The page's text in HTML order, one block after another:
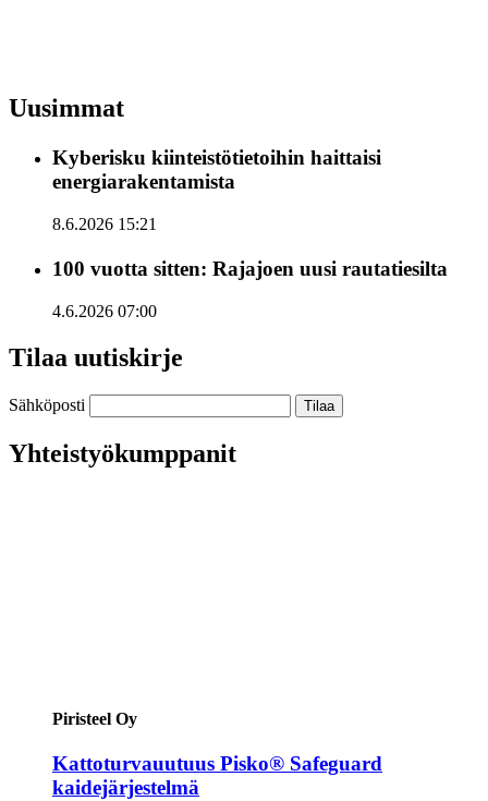
Uusimmat
Kyberisku kiinteistötietoihin haittaisi
energiarakentamista
8.6.2026 15:21
100 vuotta sitten: Rajajoen uusi rautatiesilta
4.6.2026 07:00
Tilaa uutiskirje
Sähköposti
Yhteistyökumppanit
Piristeel Oy
Kattoturvauutuus Pisko® Safeguard
kaidejärjestelmä